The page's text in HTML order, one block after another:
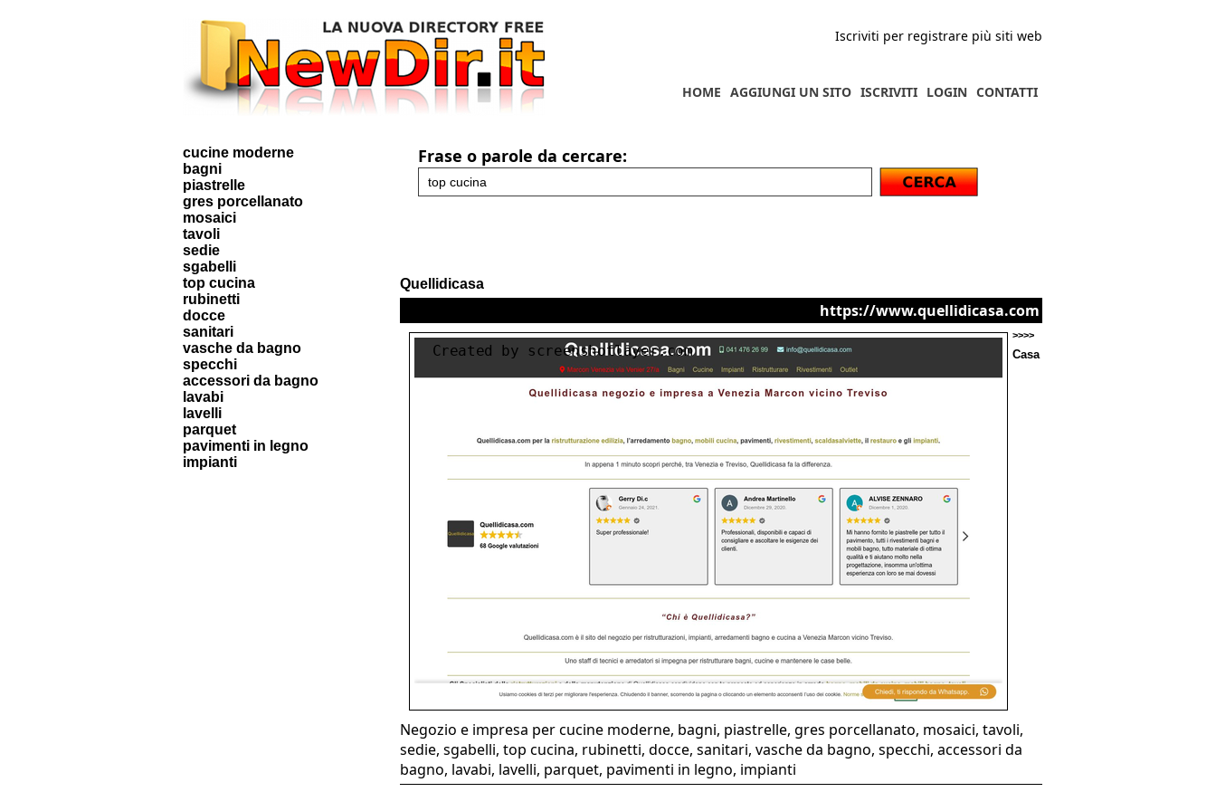
Iscriviti per registrare più siti web
CONTATTI
LOGIN
ISCRIVITI
AGGIUNGI UN SITO
HOME
cucine moderne
bagni
piastrelle
gres porcellanato
mosaici
tavoli
sedie
sgabelli
top cucina
rubinetti
docce
sanitari
vasche da bagno
specchi
accessori da bagno
lavabi
lavelli
parquet
pavimenti in legno
impianti
Frase o parole da cercare:
Quellidicasa
https://www.quellidicasa.com
>>>>
Casa
Negozio e impresa per cucine moderne, bagni, piastrelle, gres porcellanato, mosaici, tavoli,
sedie, sgabelli, top cucina, rubinetti, docce, sanitari, vasche da bagno, specchi, accessori da
bagno, lavabi, lavelli, parquet, pavimenti in legno, impianti